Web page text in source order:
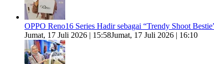
OPPO Reno16 Series Hadir sebagai “Trendy Shoot
Jumat, 17 Juli 2026 | 15:58Jumat, 17 Juli 2026 | 16:10